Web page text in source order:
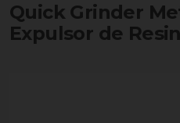
Quick Grinder
Expulsor de